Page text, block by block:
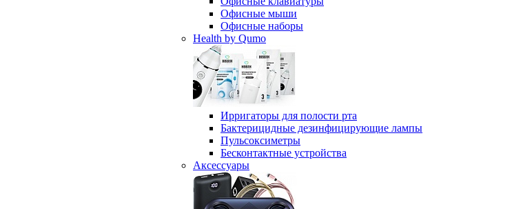
Офисные мыши
Офисные наборы
Health by Qumo
Ирригаторы для полости рта
Бактерицидные дезинфицирующие лампы
Пульсоксиметры
Бесконтактные устройства
Аксессуары